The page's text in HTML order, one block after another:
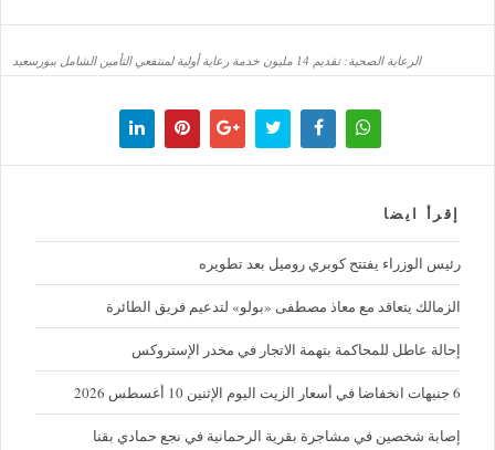
الرعاية الصحية: تقديم 14 مليون خدمة رعاية أولية لمنتفعي التأمين الشامل ببورسعيد
إقرأ ايضا
رئيس الوزراء يفتتح كوبري روميل بعد تطويره
الزمالك يتعاقد مع معاذ مصطفى «بولو» لتدعيم فريق الطائرة
إحالة عاطل للمحاكمة بتهمة الاتجار في مخدر الإستروكس
6 جنيهات انخفاضا في أسعار الزيت اليوم الإثنين 10 أغسطس 2026
إصابة شخصين في مشاجرة بقرية الرحمانية في نجع حمادي بقنا